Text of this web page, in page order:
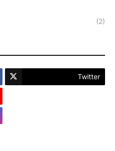
(2)
Twitter